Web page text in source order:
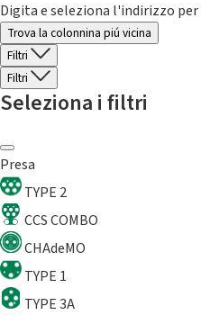
Digita e seleziona l'indirizzo
Trova la colonnina piú vicina
Filtri
Filtri
Seleziona i filtri
Presa
TYPE 2
CCS COMBO
CHAdeMO
TYPE 1
TYPE 3A